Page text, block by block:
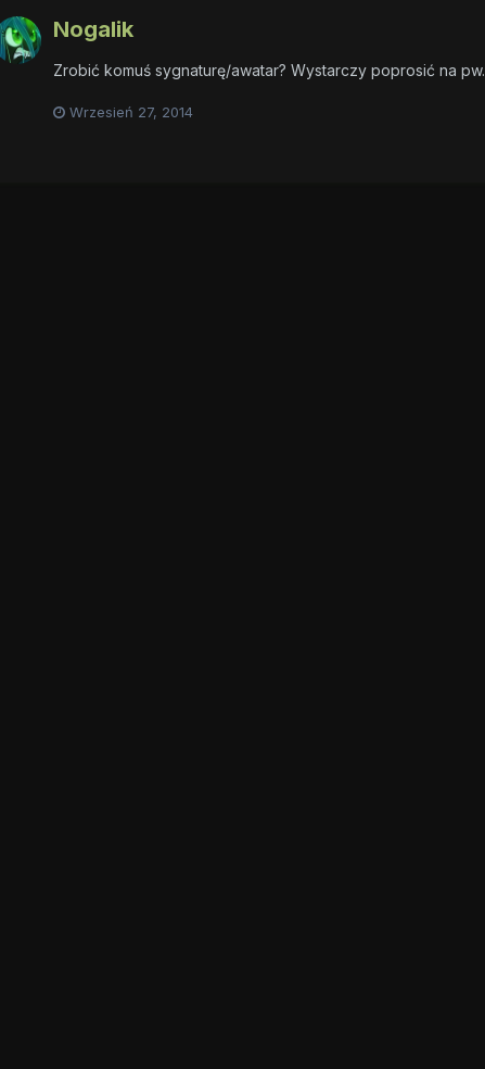
Nogalik
Zrobić komuś sygnaturę/awatar? Wystarczy poprosić na pw.
Wrzesień 27, 2014